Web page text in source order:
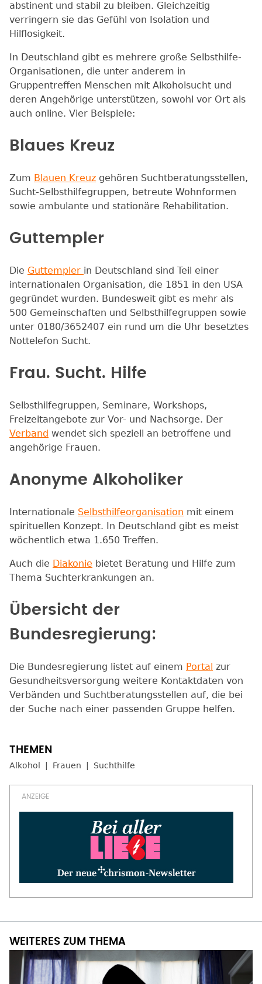
abstinent und stabil zu bleiben. Gleichzeitig
verringern sie das Gefühl von Isolation und
Hilflosigkeit.
In Deutschland gibt es mehrere große Selbsthilfe-
Organisationen, die unter anderem in
Gruppentreffen Menschen mit Alkoholsucht und
deren Angehörige unterstützen, sowohl vor Ort als
auch online. Vier Beispiele:
Blaues Kreuz
Zum Blauen Kreuz gehören Suchtberatungsstellen,
Sucht-Selbsthilfegruppen, betreute Wohnformen
sowie ambulante und stationäre Rehabilitation.
Guttempler
Die Guttempler in Deutschland sind Teil einer
internationalen Organisation, die 1851 in den USA
gegründet wurden. Bundesweit gibt es mehr als
500 Gemeinschaften und Selbsthilfegruppen sowie
unter 0180/3652407 ein rund um die Uhr besetztes
Nottelefon Sucht.
Frau. Sucht. Hilfe
Selbsthilfegruppen, Seminare, Workshops,
Freizeitangebote zur Vor- und Nachsorge. Der
Verband wendet sich speziell an betroffene und
angehörige Frauen.
Anonyme Alkoholiker
Internationale Selbsthilfeorganisation mit einem
spirituellen Konzept. In Deutschland gibt es meist
wöchentlich etwa 1.650 Treffen.
Auch die Diakonie bietet Beratung und Hilfe zum
Thema Suchterkrankungen an.
Übersicht der
Bundesregierung:
Die Bundesregierung listet auf einem Portal zur
Gesundheitsversorgung weitere Kontaktdaten von
Verbänden und Suchtberatungsstellen auf, die bei
der Suche nach einer passenden Gruppe helfen.
Alkohol Frauen Suchthilfe
WEITERES ZUM THEMA